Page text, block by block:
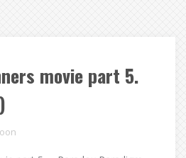
movie part 5.